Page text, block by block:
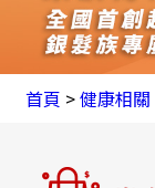
首頁 >健康相關